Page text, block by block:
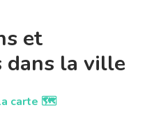
et
dans la ville
carte 🗺️